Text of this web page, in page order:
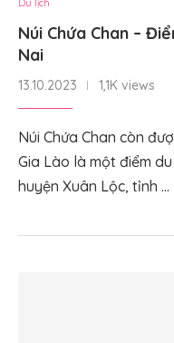
Du lịch
Núi Chứa Chan –
Nai
13.10.2023 1,1K views
Núi Chứa Chan còn
Gia Lào là một điểm
huyện Xuân Lộc, tỉnh …